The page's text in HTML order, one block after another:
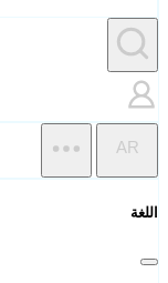
AR
اللغة